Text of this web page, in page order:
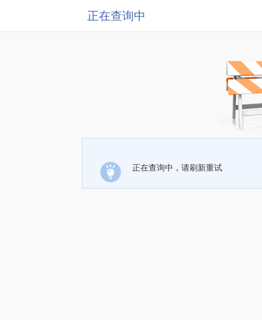
正在查询中
正在查询中，请刷新重试